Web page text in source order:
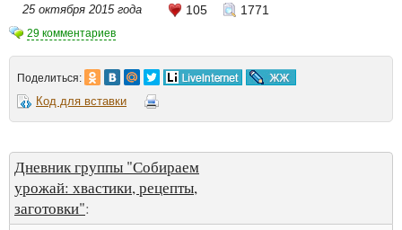
25 октября 2015 года 105 1771
29 комментариев
Поделиться:
Код для вставки
Дневник группы "Собираем
урожай: хвастики, рецепты,
заготовки":